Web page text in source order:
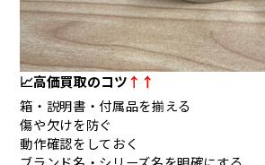
📈高価買取のコツ↑↑
箱・説明書・付属品を揃える
傷や欠けを防ぐ
動作確認をしておく